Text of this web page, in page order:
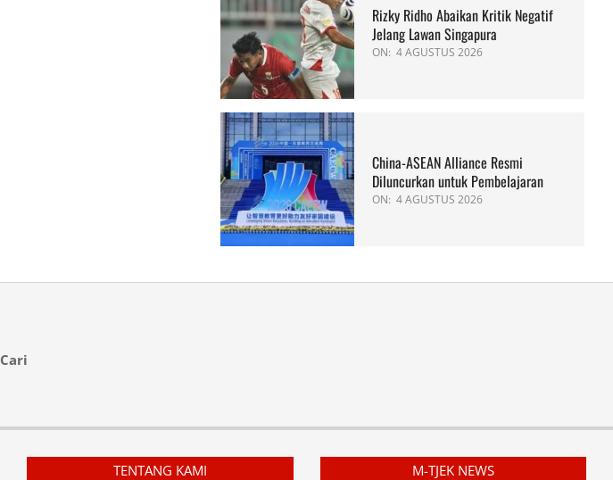
Rizky Ridho Abaikan Kritik Negatif
Jelang Lawan Singapura
ON: 4 AGUSTUS 2026
China-ASEAN Alliance Resmi
Diluncurkan untuk Pembelajaran
ON: 4 AGUSTUS 2026
Cari
TENTANG KAMI M-TJEK NEWS